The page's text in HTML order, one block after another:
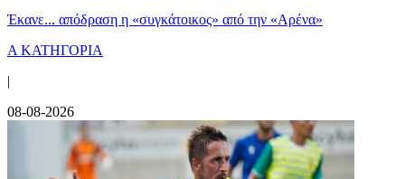
Έκανε... απόδραση η «συγκάτοικος» από την «Αρένα»
Α ΚΑΤΗΓΟΡΙΑ
|
08-08-2026